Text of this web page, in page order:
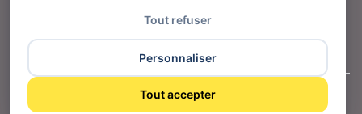
Tout refuser
Personnaliser
Tout accepter